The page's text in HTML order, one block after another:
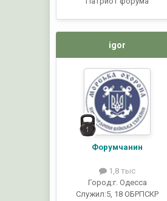
igor
Форумчанин
1,8 тыс
Город:г. Одесса
Служил:5, 18 ОБРПСКР